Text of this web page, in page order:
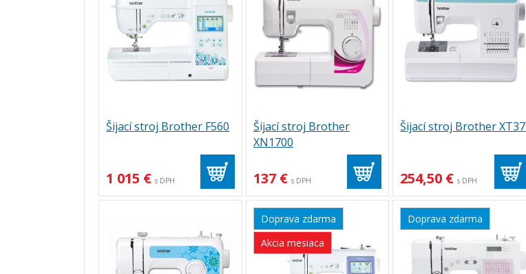
Šijací stroj Brother F560
1 015 € s DPH
Šijací stroj Brother
XN1700
137 € s DPH
Šijací stroj Brother XT37
254,50 € s DPH
Doprava zdarma
Akcia mesiaca
Doprava zdarma